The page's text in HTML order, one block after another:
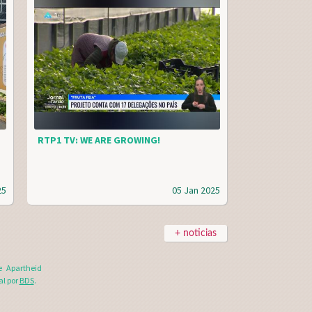
05 Jan 2025
RTP1 TV: WE ARE GROWING!
+ noticias
Apartheid
por BDS.